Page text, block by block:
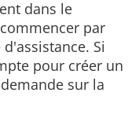
dans le
par
Si
pour créer un
sur la